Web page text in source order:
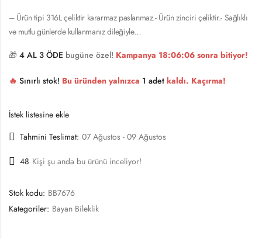
– Ürün tipi 316L çeliktir kararmaz paslanmaz.- Ürün zinciri çeliktir.- Sağlıklı
ve mutlu günlerde kullanmanız dileğiyle…
🎁 4 AL 3 ÖDE bugüne özel! Kampanya 18:06:05 sonra bitiyor!
🔥 Sınırlı stok! Bu üründen yalnızca 1 adet kaldı. Kaçırma!
İstek listesine ekle
Tahmini Teslimat: 07 Ağustos - 09 Ağustos
48 Kişi şu anda bu ürünü inceliyor!
Stok kodu: BB7676
Kategoriler: Bayan Bileklik